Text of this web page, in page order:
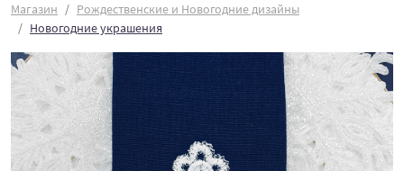
Магазин
Рождественские и Новогодние дизайны
Новогодние украшения